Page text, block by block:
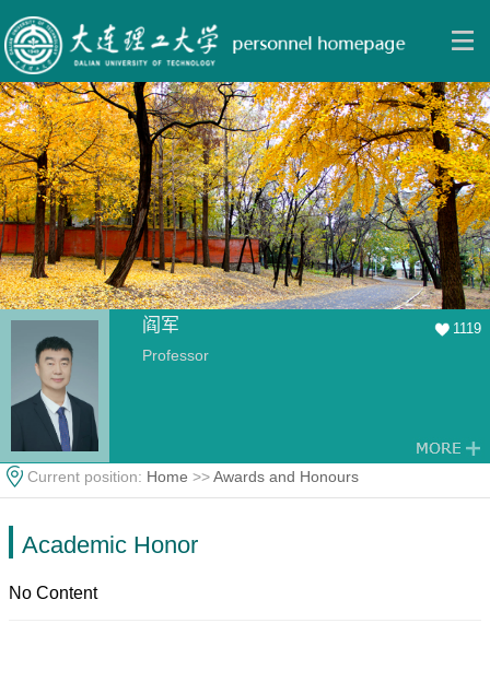
阎军 1119
Professor
Current position: Home >>Awards and Honours
Academic Honor
No Content